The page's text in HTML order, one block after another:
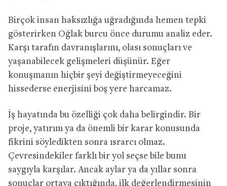
Birçok insan haksızlığa uğradığında hemen tepki
gösterirken Oğlak burcu önce durumu analiz eder.
Karşı tarafın davranışlarını, olası sonuçları ve
yaşanabilecek gelişmeleri düşünür. Eğer
konuşmanın hiçbir şeyi değiştirmeyeceğini
hissederse enerjisini boş yere harcamaz.
İş hayatında bu özelliği çok daha belirgindir. Bir
proje, yatırım ya da önemli bir karar konusunda
fikrini söyledikten sonra ısrarcı olmaz.
Çevresindekiler farklı bir yol seçse bile bunu
saygıyla karşılar. Ancak aylar ya da yıllar sonra
sonuçlar ortaya çıktığında, ilk değerlendirmesinin